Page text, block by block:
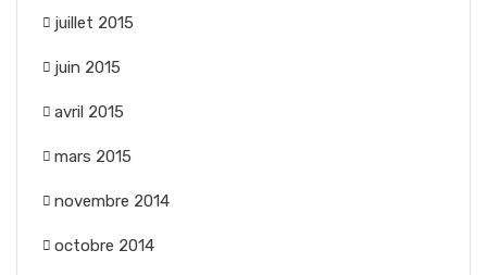
juillet 2015
juin 2015
avril 2015
mars 2015
novembre 2014
octobre 2014